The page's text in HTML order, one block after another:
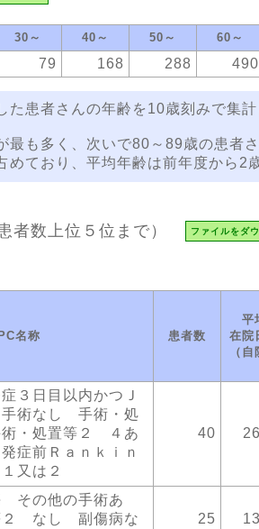
30～ 40～ 50～ 60～
79 168 288 490
患者さんの年齢を10歳刻みで集計
も多く、次いで80～89歳の患者
ており、平均年齢は前年度から2
者数上位５位まで） ファイルをダ
名称 患者数
平
在院
（自
３日目以内かつＪ
術なし 手術・処
・処置等２ ４あ
前Ｒａｎｋｉｎ
又は２
40
その他の手術あ
２ なし 副傷病な
25